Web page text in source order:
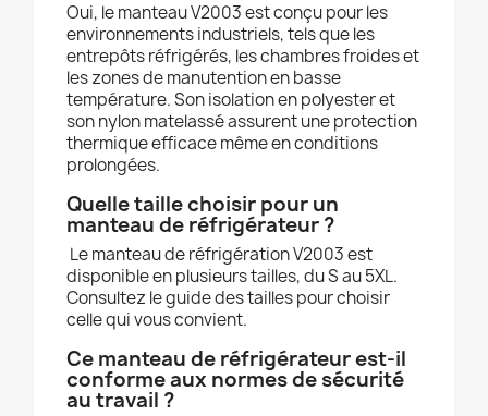
Oui, le manteau V2003 est conçu pour les
environnements industriels, tels que les
entrepôts réfrigérés, les chambres froides et
les zones de manutention en basse
température. Son isolation en polyester et
son nylon matelassé assurent une protection
thermique efficace même en conditions
prolongées.
Quelle taille choisir pour un
manteau de réfrigérateur ?
Le manteau de réfrigération V2003 est
disponible en plusieurs tailles, du S au 5XL.
Consultez le guide des tailles pour choisir
celle qui vous convient.
Ce manteau de réfrigérateur est-il
conforme aux normes de sécurité
au travail ?